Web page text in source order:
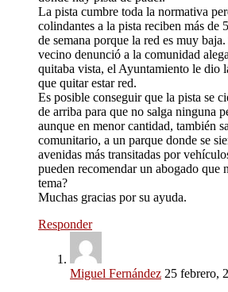
La pista cumbre toda la normativa
colindantes a la pista reciben más de
de semana porque la red es muy
vecino denunció a la comunidad
quitaba vista, el Ayuntamiento le dio
que quitar estar red.
Es posible conseguir que la pista se
de arriba para que no salga ninguna
aunque en menor cantidad, también
comunitario, a un parque donde se
avenidas más transitadas por
pueden recomendar un abogado que
tema?
Muchas gracias por su ayuda.
Responder
Miguel Fernández 25 febrero,